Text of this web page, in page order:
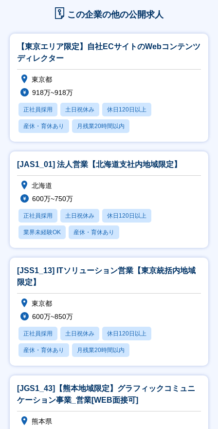
この企業の他の公開求人
【東京エリア限定】自社ECサイトのWebコンテンツ
ディレクター
東京都
918万~918万
正社員採用 土日祝休み 休日120日以上
産休・育休あり 月残業20時間以内
[JAS1_01] 法人営業【北海道支社内地域限定】
北海道
600万~750万
正社員採用 土日祝休み 休日120日以上
業界未経験OK 産休・育休あり
[JSS1_13] ITソリューション営業【東京統括内地域
限定】
東京都
600万~850万
正社員採用 土日祝休み 休日120日以上
産休・育休あり 月残業20時間以内
[JGS1_43]【熊本地域限定】グラフィックコミュニ
ケーション事業_営業[WEB面接可]
熊本県